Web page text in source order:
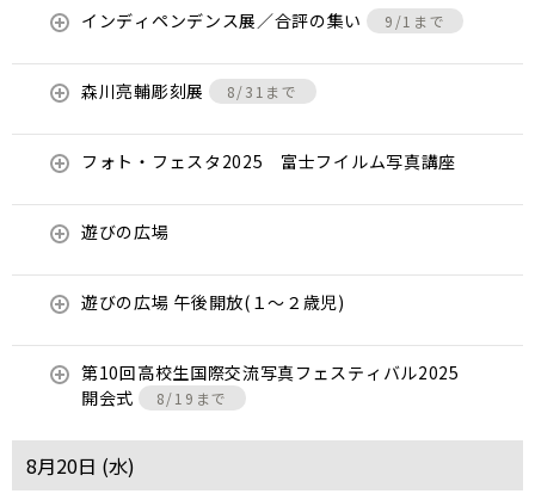
インディペンデンス展／合評の集い 9/1まで
森川亮輔彫刻展 8/31まで
フォト・フェスタ2025 富士フイルム写真講座
遊びの広場
遊びの広場 午後開放(１～２歳児)
第10回高校生国際交流写真フェスティバル2025
開会式
8/19まで
8月20日 (水)